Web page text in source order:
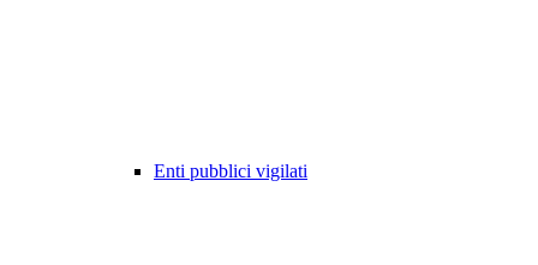
Enti pubblici vigilati